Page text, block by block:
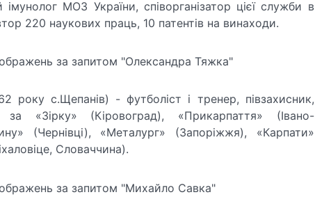
МОЗ України, співорганізатор цієї служби в
220 наукових праць, 10 патентів на винаходи.
року с.Щепанів) - футболіст і тренер, півзахисник,
за «Зірку» (Кіровоград), «Прикарпаття» (Івано-
(Чернівці), «Металург» (Запоріжжя), «Карпати»
Словаччина).